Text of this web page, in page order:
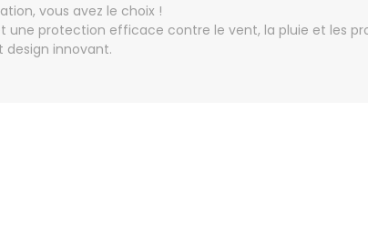
vous avez le choix !
protection efficace contre le vent, la pluie et les
design innovant.